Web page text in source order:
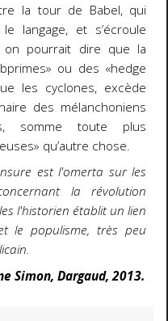
la tour de Babel, qui
langage, et s’écroule
on pourrait dire que la
ou des «hedge
les cyclones, excède
des mélanchoniens
somme toute plus
qu’autre chose.
est l'omerta sur les
la révolution
l'historien établit un lien
le populisme, très peu
Simon, Dargaud, 2013.